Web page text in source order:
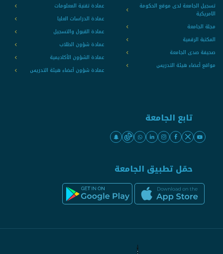
تسجيل الجامعة لدى موقع الحكومة
الامريكية
مجلة الجامعة
المكتبة الرقمية
صحيفة صدى الجامعة
مواقع أعضاء هيئة التدريس
عمادة تقنية المعلومات
عمادة الدراسات العليا
عمادة القبول والتسجيل
عمادة شؤون الطلاب
عمادة الشؤون الأكاديمية
عمادة شؤون أعضاء هيئة التدريس
تابع الجامعة
حمّل تطبيق الجامعة